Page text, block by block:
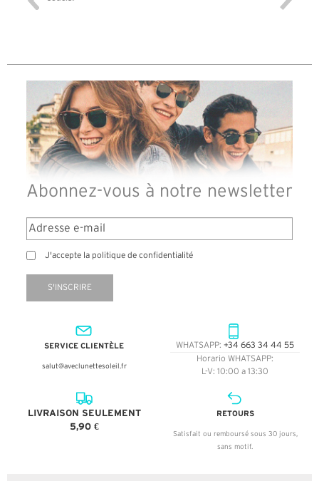
Abonnez-vous à notre newsletter
J'accepte la politique de confidentialité
S'INSCRIRE
SERVICE CLIENTÈLE
salut@aveclunettesoleil.fr
WHATSAPP: +34 663 34 44 55
Horario WHATSAPP:
L-V: 10:00 a 13:30
LIVRAISON SEULEMENT
5,90 €
RETOURS
Satisfait ou remboursé sous 30 jours,
sans motif.